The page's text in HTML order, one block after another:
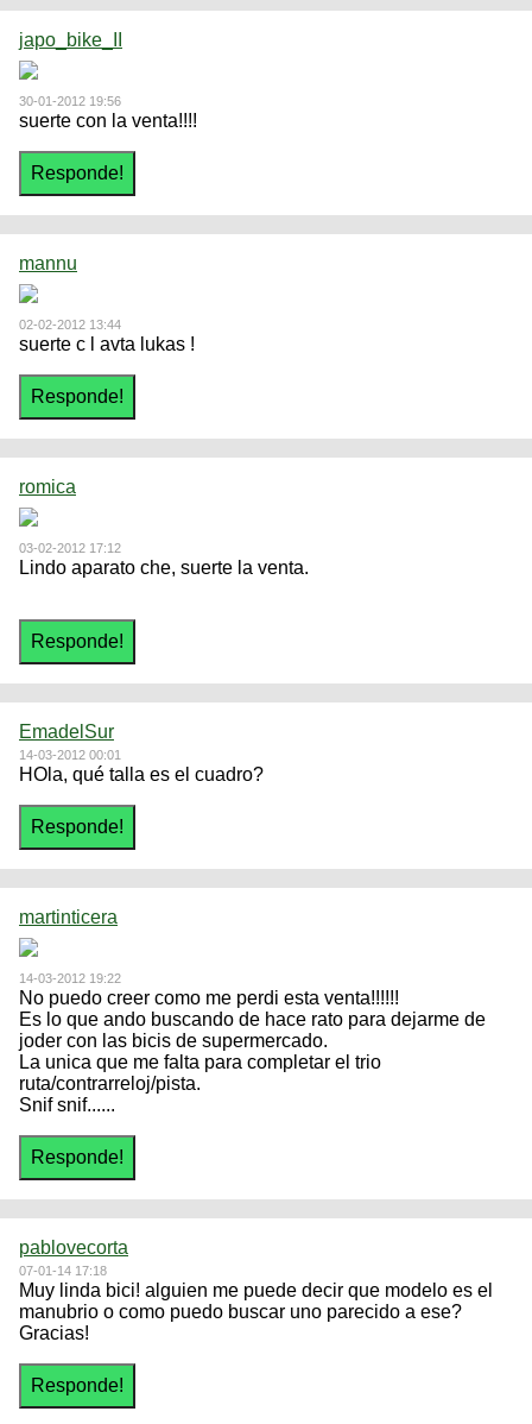
japo_bike_II
30-01-2012 19:56
suerte con la venta!!!!
mannu
02-02-2012 13:44
suerte c l avta lukas !
romica
03-02-2012 17:12
Lindo aparato che, suerte la venta.
EmadelSur
14-03-2012 00:01
HOla, qué talla es el cuadro?
martinticera
14-03-2012 19:22
No puedo creer como me perdi esta venta!!!!!!
Es lo que ando buscando de hace rato para dejarme de
joder con las bicis de supermercado.
La unica que me falta para completar el trio
ruta/contrarreloj/pista.
Snif snif......
pablovecorta
07-01-14 17:18
Muy linda bici! alguien me puede decir que modelo es el
manubrio o como puedo buscar uno parecido a ese?
Gracias!